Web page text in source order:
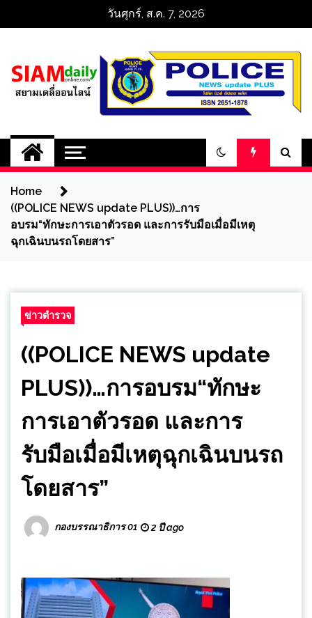
วันศุกร์, ส.ค. 7, 2026
สยามเดลี่ออนไลน์
SiamDailyOnline
Home
((POLICE NEWS update PLUS))…การ
อบรม“ทักษะการเอาตัวรอด และการรับมือเมื่อมีเหตุ
ฉุกเฉินบนรถโดยสาร”
ข่าวตำรวจ
((POLICE NEWS update
PLUS))…การอบรม“ทักษะ
การเอาตัวรอด และการ
รับมือเมื่อมีเหตุฉุกเฉินบนรถ
โดยสาร”
กองบรรณาธิการ 01 2 ปี ago